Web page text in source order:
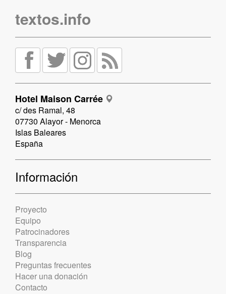
textos.info
Hotel Maison Carrée
c/ des Ramal, 48
07730 Alayor - Menorca
Islas Baleares
España
Información
Proyecto
Equipo
Patrocinadores
Transparencia
Blog
Preguntas frecuentes
Hacer una donación
Contacto